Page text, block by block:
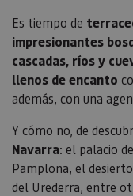
Es tiempo de
impresionantes
cascadas, ríos y
llenos de encanto
además, con una
Y cómo no, de
Navarra: el palacio
Pamplona, el
del Urederra, entre